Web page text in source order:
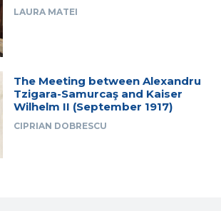
LAURA MATEI
The Meeting between Alexandru
Tzigara-Samurcaş and Kaiser
Wilhelm II (September 1917)
CIPRIAN DOBRESCU